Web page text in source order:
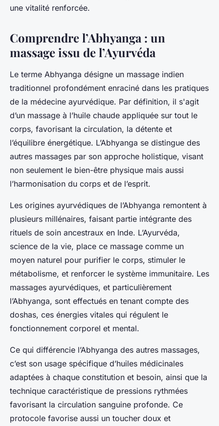
une vitalité renforcée.
Comprendre l’Abhyanga : un
massage issu de l’Ayurvéda
Le terme Abhyanga désigne un massage indien
traditionnel profondément enraciné dans les pratiques
de la médecine ayurvédique. Par définition, il s'agit
d’un massage à l’huile chaude appliquée sur tout le
corps, favorisant la circulation, la détente et
l’équilibre énergétique. L’Abhyanga se distingue des
autres massages par son approche holistique, visant
non seulement le bien-être physique mais aussi
l’harmonisation du corps et de l’esprit.
Les origines ayurvédiques de l’Abhyanga remontent à
plusieurs millénaires, faisant partie intégrante des
rituels de soin ancestraux en Inde. L’Ayurvéda,
science de la vie, place ce massage comme un
moyen naturel pour purifier le corps, stimuler le
métabolisme, et renforcer le système immunitaire. Les
massages ayurvédiques, et particulièrement
l’Abhyanga, sont effectués en tenant compte des
doshas, ces énergies vitales qui régulent le
fonctionnement corporel et mental.
Ce qui différencie l’Abhyanga des autres massages,
c’est son usage spécifique d’huiles médicinales
adaptées à chaque constitution et besoin, ainsi que la
technique caractéristique de pressions rythmées
favorisant la circulation sanguine profonde. Ce
protocole favorise aussi un toucher doux et